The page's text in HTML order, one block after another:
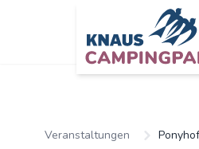
Veranstaltungen